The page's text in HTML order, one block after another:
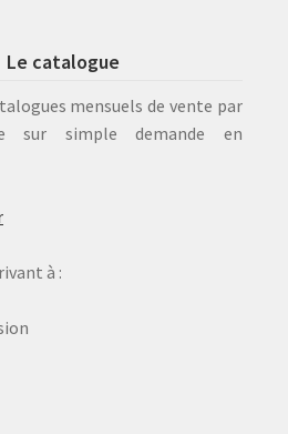
Le catalogue
mensuels de vente par
sur simple demande en
à :